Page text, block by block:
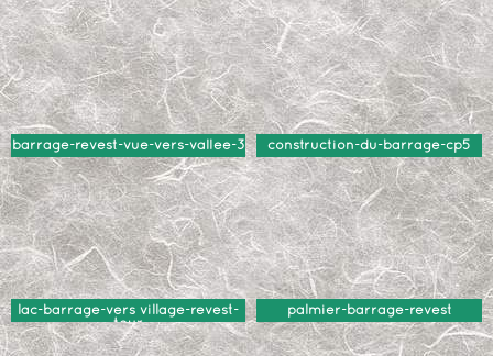
barrage-revest-vue-vers-vallee-3 construction-du-barrage-cp5
lac-barrage-vers village-revest-
tour
palmier-barrage-revest